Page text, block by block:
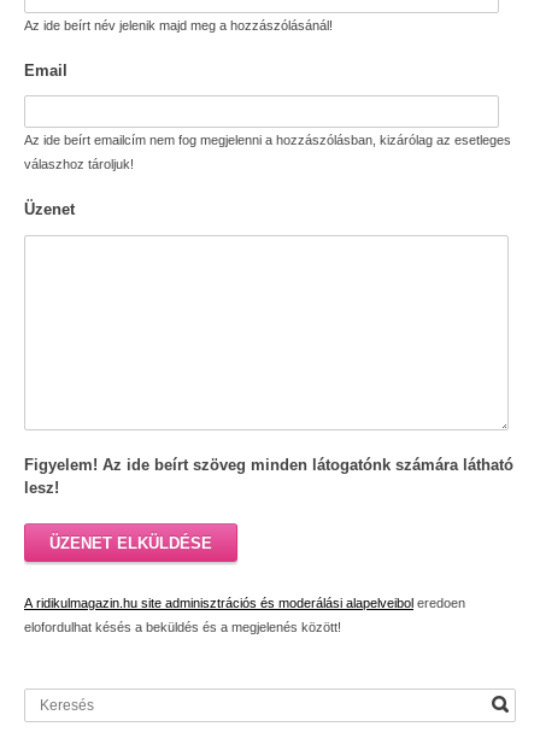
Az ide beírt név jelenik majd meg a hozzászólásánál!
Email
Az ide beírt emailcím nem fog megjelenni a hozzászólásban, kizárólag az esetleges
válaszhoz tároljuk!
Üzenet
Figyelem! Az ide beírt szöveg minden látogatónk számára látható
lesz!
ÜZENET ELKÜLDÉSE
A ridikulmagazin.hu site adminisztrációs és moderálási alapelveibol eredoen
elofordulhat késés a beküldés és a megjelenés között!